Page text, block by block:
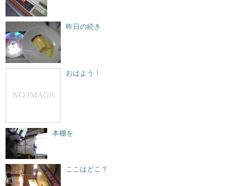
昨日の続き
おはよう！
本棚を
ここはどこ？